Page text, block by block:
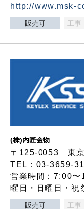
http://www.msk-
販売可 工事
(株)内匠金物
〒125-0053 東京
TEL：03-3659-
営業時間：7:00〜
曜日・日曜日・祝
販売可 工事